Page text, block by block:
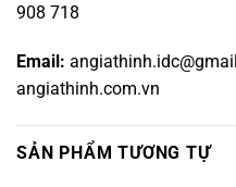
908 718
Email:
angiathinh.com.vn
SẢN PHẨM TƯƠNG TỰ